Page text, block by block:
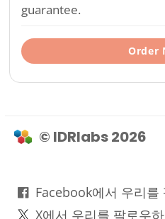
guarantee.
Order
© IDRlabs 2026
Facebook에서 우리를
X에서 우리를 팔로우